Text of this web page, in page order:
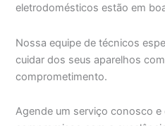
eletrodomésticos estão em
Nossa equipe de técnicos
cuidar dos seus aparelhos
comprometimento.
Agende um serviço conosco